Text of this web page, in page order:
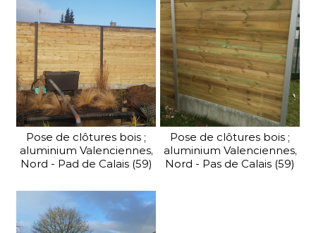
En savoir plus
PORTAIL INDUSTRIEL
Nous distribuons également une gamme...
PORTAIL INDUSTRIEL
Pose de clôtures bois ;
aluminium Valenciennes,
Nord - Pad de Calais (59)
Pose de clôtures bois ;
aluminium Valenciennes,
Nord - Pas de Calais (59)